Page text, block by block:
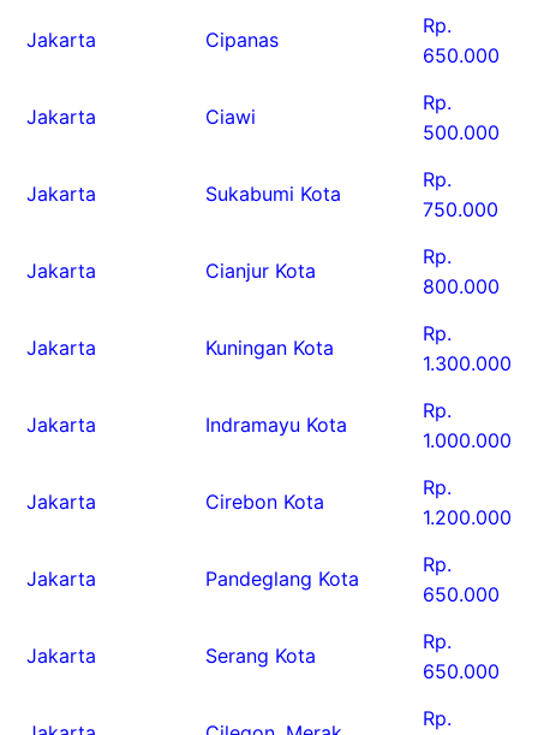
Jakarta Cipanas
Rp.
650.000
Jakarta Ciawi
Rp.
500.000
Jakarta Sukabumi Kota
Rp.
750.000
Jakarta Cianjur Kota
Rp.
800.000
Jakarta Kuningan Kota
Rp.
1.300.000
Jakarta Indramayu Kota
Rp.
1.000.000
Jakarta Cirebon Kota
Rp.
1.200.000
Jakarta Pandeglang Kota
Rp.
650.000
Jakarta Serang Kota
Rp.
650.000
Rp.